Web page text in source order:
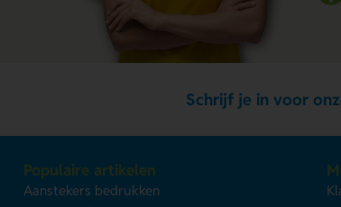
Schrijf je in voor
Populaire artikelen
Aanstekers bedrukken